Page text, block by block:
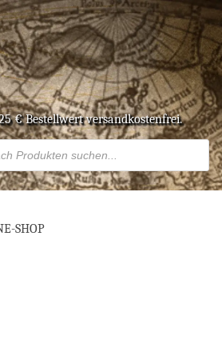
€ Bestell­wert versandkostenfrei.
SHOP